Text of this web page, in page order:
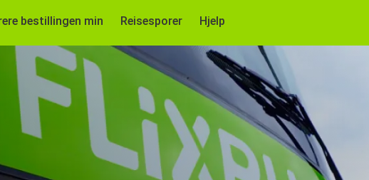
bestillingen min Reisesporer Hjelp